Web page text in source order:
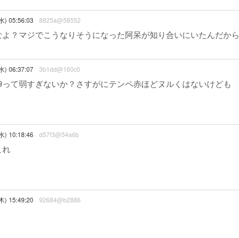
) 05:56:03 8825a@58552
？マジでこうなりそうになった阿呆が知り合いにいたんだから
) 06:37:07 3b1dd@160c0
て弱すぎないか？さすがにテンペ赤ほどヌルくはないけども
) 10:18:46 d57f3@54a6b
れ
) 15:49:20 92684@b2886